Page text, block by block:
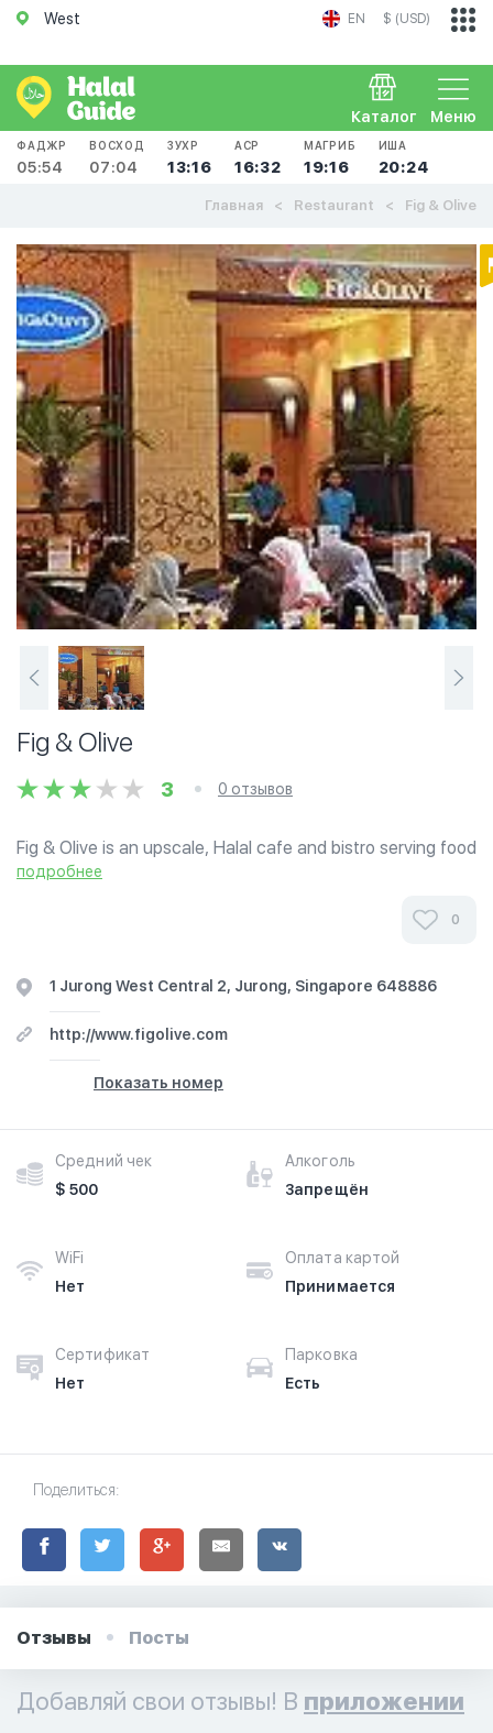
West EN $ (USD)
Меню
Каталог
ФАДЖР
05:54
ВОСХОД
07:04
ЗУХР
13:16
АСР
16:32
МАГРИБ
19:16
ИША
20:24
Главная Restaurant Fig & Olive
Fig & Olive
3 0 отзывов
Fig & Olive is an upscale, Halal cafe and bistro serving food
items representing a blend of Western, European,
подробнее
0
1 Jurong West Central 2, Jurong, Singapore 648886
http://www.figolive.com
Показать номер
Средний чек
$ 500
Алкоголь
Запрещён
WiFi
Нет
Оплата картой
Принимается
Сертификат
Нет
Парковка
Есть
Поделиться:
Отзывы Посты
Добавляй свои отзывы! В приложении